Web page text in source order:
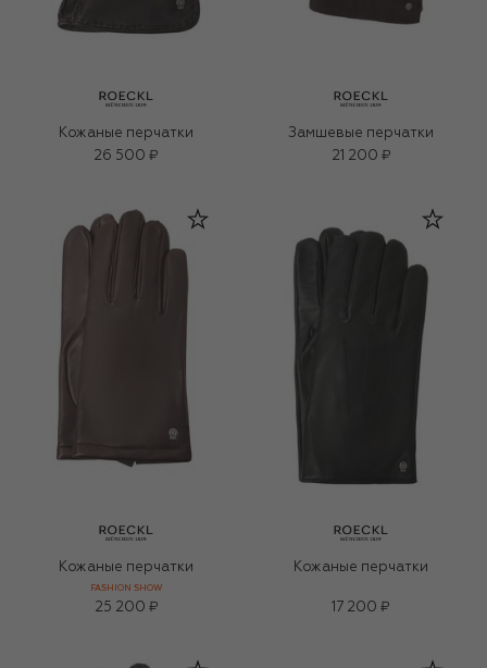
Кожаные перчатки
26 500 ₽
Замшевые перчатки
21 200 ₽
Кожаные перчатки
FASHION SHOW
25 200 ₽
Кожаные перчатки
17 200 ₽